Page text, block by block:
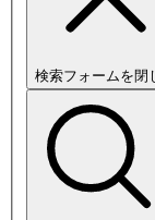
検索フォームを閉